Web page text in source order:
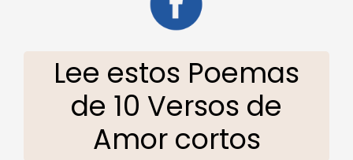
Lee estos Poemas
de 10 Versos de
Amor cortos